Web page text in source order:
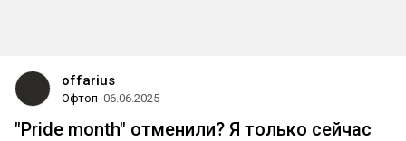
offarius
Офтоп 06.06.2025
"Pride month" отменили? Я только сейчас